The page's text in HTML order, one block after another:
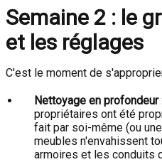
Semaine 2 : le
et les réglages
C'est le moment de
Nettoyage en profondeur
propriétaires ont été
fait par soi-même (ou
meubles n'envahissent
armoires et les conduits